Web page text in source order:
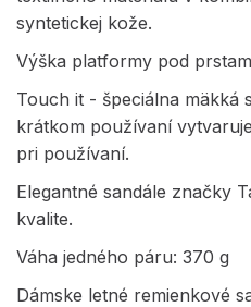
syntetickej kože.
Výška platformy pod
Touch it - špeciálna mäkká
krátkom používaní
pri používaní.
Elegantné sandále značky
kvalite.
Váha jedného páru: 370 g
Dámske letné remienkové